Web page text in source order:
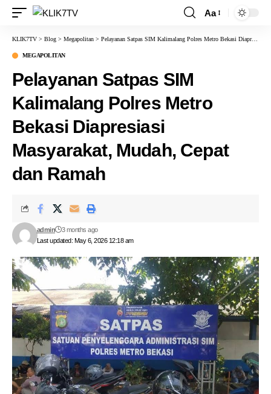
Aa
KLIK7TV > Blog > Megapolitan > Pelayanan Satpas SIM Kalimalang Polres Metro Bekasi Diapresiasi Masyarakat, Mudah, Cepat dan Ramah
MEGAPOLITAN
Pelayanan Satpas SIM
Kalimalang Polres Metro
Bekasi Diapresiasi
Masyarakat, Mudah, Cepat
dan Ramah
Last updated: May 6, 2026 12:18 am
admin 3 months ago